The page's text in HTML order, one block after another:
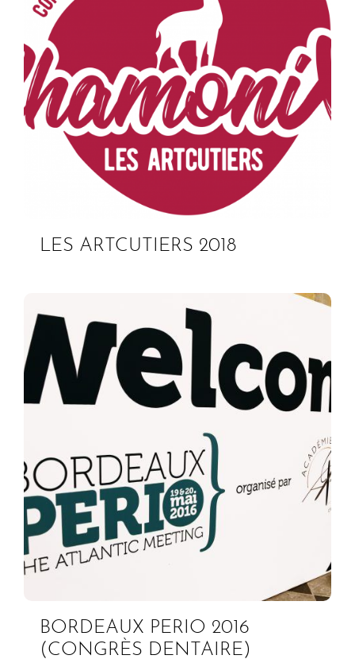
LES ARTCUTIERS 2018
BORDEAUX PERIO 2016
(CONGRÈS DENTAIRE)